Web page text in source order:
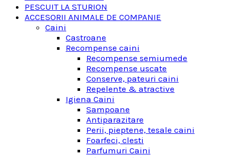
PESCUIT LA STURION
ACCESORII ANIMALE DE COMPANIE
Caini
Castroane
Recompense caini
Recompense semiumede
Recompense uscate
Conserve, pateuri caini
Repelente & atractive
Igiena Caini
Sampoane
Antiparazitare
Perii, pieptene, tesale caini
Foarfeci, clesti
Parfumuri Caini